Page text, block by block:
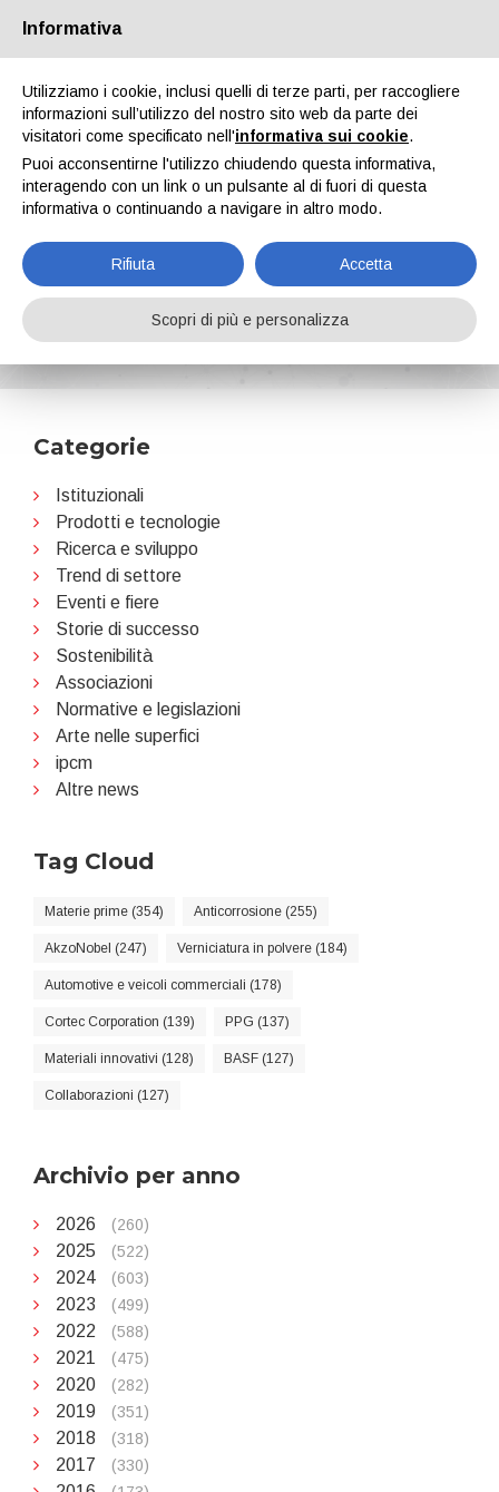
Chi siamo Partners Contatti Area riservata
Solvay
Home News Solvay
Categorie
Istituzionali
Prodotti e tecnologie
Ricerca e sviluppo
Trend di settore
Eventi e fiere
Storie di successo
Sostenibilità
Associazioni
Normative e legislazioni
Arte nelle superfici
ipcm
Altre news
Tag Cloud
Materie prime (354) Anticorrosione (255)
AkzoNobel (247) Verniciatura in polvere (184)
Automotive e veicoli commerciali (178)
Cortec Corporation (139) PPG (137)
Materiali innovativi (128) BASF (127)
Collaborazioni (127)
Archivio per anno
2026 (260)
2025 (522)
2024 (603)
2023 (499)
2022 (588)
2021 (475)
2020 (282)
2019 (351)
2018 (318)
2017 (330)
Informativa
Utilizziamo i cookie, inclusi quelli di terze parti, per raccogliere
informazioni sull’utilizzo del nostro sito web da parte dei
visitatori come specificato nell'informativa sui cookie.
Puoi acconsentirne l'utilizzo chiudendo questa informativa,
interagendo con un link o un pulsante al di fuori di questa
informativa o continuando a navigare in altro modo.
Rifiuta Accetta
Scopri di più e personalizza